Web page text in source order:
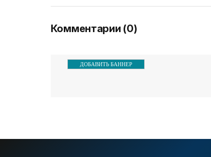
докладе Совета Европы о
Комментарии (0)
ДОБАВИТЬ БАННЕР